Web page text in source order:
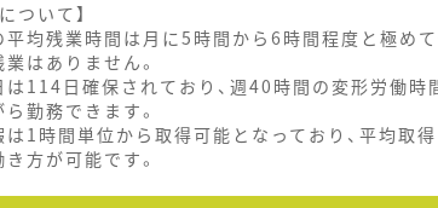
ついて】
均残業時間は月に5時間から6時間程度と極め
はありません。
114日確保されており、週40時間の変形労働時
勤務できます。
1時間単位から取得可能となっており、平均取
方が可能です。